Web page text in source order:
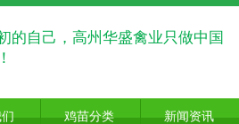
的自己，高州华盛禽业只做中国
鸡苗分类 新闻资讯